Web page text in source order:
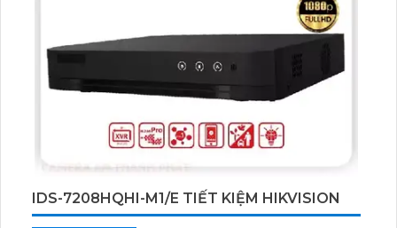
thiết bị này hỗ trợ tải hình ảnh nhanh hơn, và hỗ trợ
các định dạng H.265+/H.265/H.264+/H.264, giúp ghi
hình sắc nét và chất lượng. Bạn còn có thể kết nối
thêm 2 camera IP để mở rộng hệ thống giám sát.
IDS-7208HQHI-M1/E TIẾT KIỆM HIKVISION